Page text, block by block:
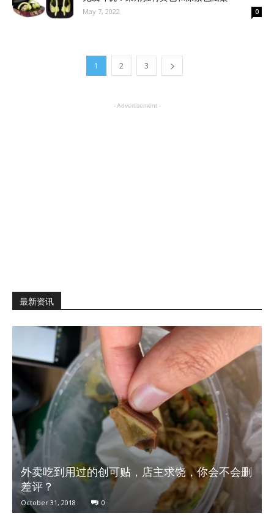
May 7, 2022 0
1 2 3
- Advertisement -
最新资讯
外卖吃到用过的创可贴，店主求饶，你会不会删
差评？
October 31, 2018 0